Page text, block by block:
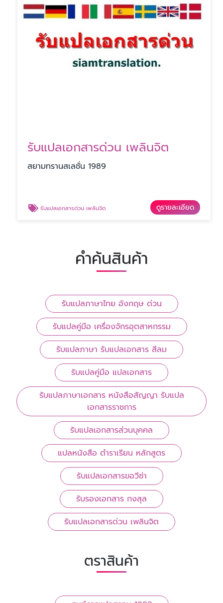
รับแปลเอกสารด่วน เพลินจิต
สยามทรานสเลชั่น 1989
รับแปลเอกสารด่วน เพลินจิต ดูรายละเอียด
คำค้นสินค้า
รับแปลภาษาไทย อังกฤษ ด่วน
รับแปลคู่มือ เครื่องจักรอุตสาหกรรม
รับแปลภาษา รับแปลเอกสาร สีลม
รับแปลคู่มือ แปลเอกสาร
รับแปลภาษาเอกสาร หนังสือสัญญา รับแปล
เอกสารราชการ
รับแปลเอกสารส่วนบุคคล
แปลหนังสือ ตำราเรียน หลักสูตร
รับแปลเอกสารขอวีซ่า
รับรองเอกสาร กงสุล
รับแปลเอกสารด่วน เพลินจิต
ตราสินค้า